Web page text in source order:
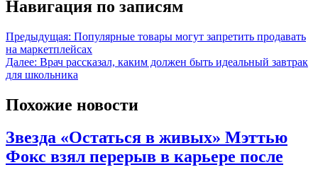
Навигация по записям
Предыдущая: Популярные товары могут запретить продавать
на маркетплейсах
Далее: Врач рассказал, каким должен быть идеальный завтрак
для школьника
Похожие новости
Звезда «Остаться в живых» Мэттью
Фокс взял перерыв в карьере после